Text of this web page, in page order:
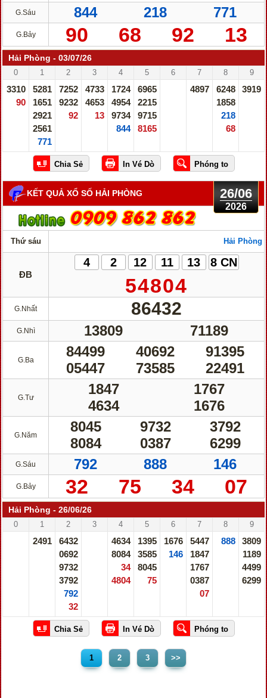
G.Sáu 844 218 771
G.Bảy 90 68 92 13
Hải Phòng - 03/07/26
0 1 2 3 4 5 6 7 8 9
3310
90
5281
1651
2921
2561
771
7252
9232
92
4733
4653
13
1724
4954
9734
844
6965
2215
9715
8165
4897
6248
1858
218
68
3919
26/06
2026
KẾT QUẢ XỔ SỐ HẢI PHÒNG
Thứ sáu Hải Phòng
ĐB
4 2 12 11 13 8 CN
54804
G.Nhất 86432
G.Nhì 13809 71189
G.Ba
84499 40692
91395
05447
73585 22491
G.Tư
1847
1767
4634
1676
G.Năm
8045 9732
3792
8084
0387 6299
G.Sáu 792 888 146
G.Bảy 32 75 34 07
Hải Phòng - 26/06/26
0 1 2 3 4 5 6 7 8 9
2491
6432
0692
9732
3792
792
32
4634
8084
34
4804
1395
3585
8045
75
1676
146
5447
1847
1767
0387
07
888
3809
1189
4499
6299
1 2 3 >>